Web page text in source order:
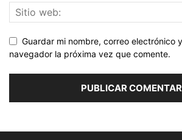
Guardar mi nombre, correo electrónico
navegador la próxima vez que comente.